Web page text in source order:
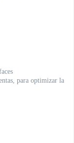
para optimizar la